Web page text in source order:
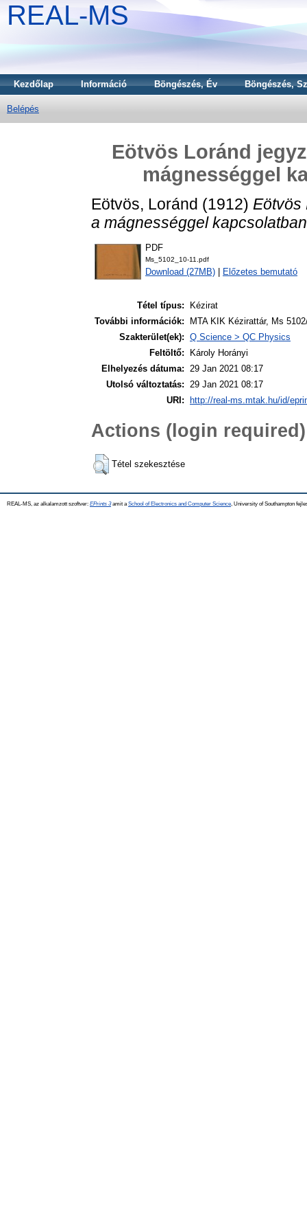
REAL-MS
Kezdőlap Információ Böngészés, Év Böngészés,
Belépés
Eötvös Loránd
mágnességgel
Eötvös, Loránd (1912) Eötvös
a mágnességgel
PDF
Ms_5102_10-11.pdf
Download (27MB) Előzetes bemutató
Tétel típus:
Kézirat
További információk:
MTA KIK Kézirattár, Ms
Szakterület(ek): Q Science > QC Physics
Feltöltő:
Károly Horányi
Elhelyezés dátuma: 29 Jan 2021 08:17
Utolsó változtatás: 29 Jan 2021 08:17
URI:
http://real-ms.mtak.hu/id/
Actions (login required)
Tétel szekesztése
REAL-MS, az alkalamzott szoftver: EPrints 3amit a School of Electronics and Computer Science , University of Southampton